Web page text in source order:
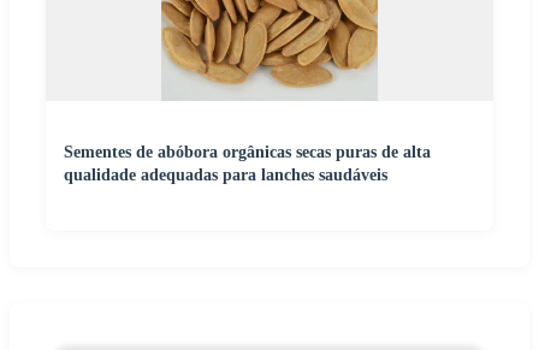
Sementes de abóbora orgânicas secas puras de alta
qualidade adequadas para lanches saudáveis